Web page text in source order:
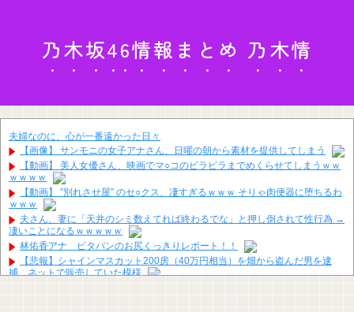
乃木坂46情報まとめ 乃木情
夫婦なのに、心が一番遠かった日々
【画像】 サンモニの女子アナさん、日曜の朝から素材を提供してしまう
【動画】 美人女優さん、映画でマ○コのビラビラまでめくらせてしまうｗｗ
ｗｗｗｗ
【動画】 ”別れさせ屋” のセ○クス、凄すぎるｗｗｗ そりゃ肉便器に堕ちるわ
ｗｗｗ
夫さん、妻に「天井のシミ数えてれば終わるでな」と押し倒されて性行為 →
凄いことになるｗｗｗｗｗ
林佑香アナ ピタパンのお尻くっきりレポート！！
【悲報】シャインマスカット200房（40万円相当）を畑から盗んだ男を逮
捕 ネットで販売していた模様